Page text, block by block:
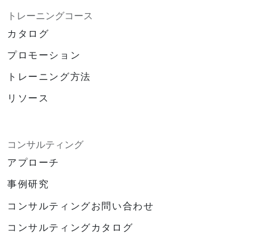
トレーニングコース
カタログ
プロモーション
トレーニング方法
リソース
コンサルティング
アプローチ
事例研究
コンサルティングお問い合わせ
コンサルティングカタログ